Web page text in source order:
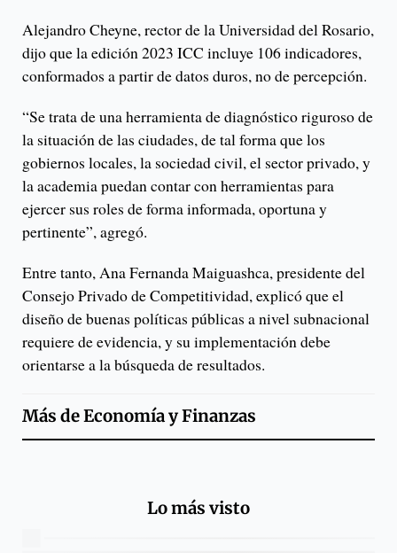
Alejandro Cheyne, rector de la Universidad del Rosario,
dijo que la edición 2023 ICC incluye 106 indicadores,
conformados a partir de datos duros, no de percepción.
“Se trata de una herramienta de diagnóstico riguroso de
la situación de las ciudades, de tal forma que los
gobiernos locales, la sociedad civil, el sector privado, y
la academia puedan contar con herramientas para
ejercer sus roles de forma informada, oportuna y
pertinente”, agregó.
Entre tanto, Ana Fernanda Maiguashca, presidente del
Consejo Privado de Competitividad, explicó que el
diseño de buenas políticas públicas a nivel subnacional
requiere de evidencia, y su implementación debe
orientarse a la búsqueda de resultados.
Más deEconomía y Finanzas
Lo más visto